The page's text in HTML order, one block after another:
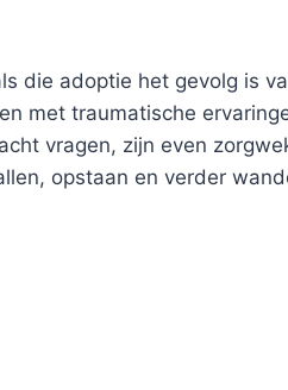
die adoptie het gevolg is
met traumatische
vragen, zijn even
opstaan en verder